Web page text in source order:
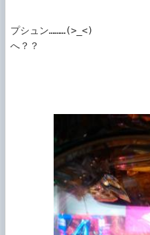
プシュン………(>_<)
へ？？